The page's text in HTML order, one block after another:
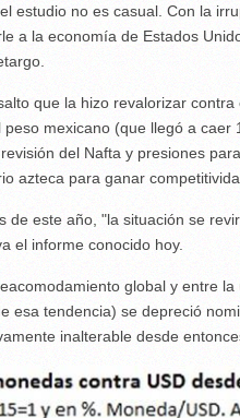
estudio no es casual. Con la
a la economía de Estados
que la hizo revalorizar
mexicano (que llegó a caer
del Nafta y presiones
azteca para ganar
de este año, "la situación se
el informe conocido hoy.
global y entre
esa tendencia) se depreció
inalterable desde